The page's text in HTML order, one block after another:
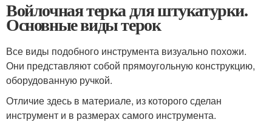
Войлочная терка для штукатурки.
Основные виды терок
Все виды подобного инструмента визуально похожи.
Они представляют собой прямоугольную конструкцию,
оборудованную ручкой.
Отличие здесь в материале, из которого сделан
инструмент и в размерах самого инструмента.